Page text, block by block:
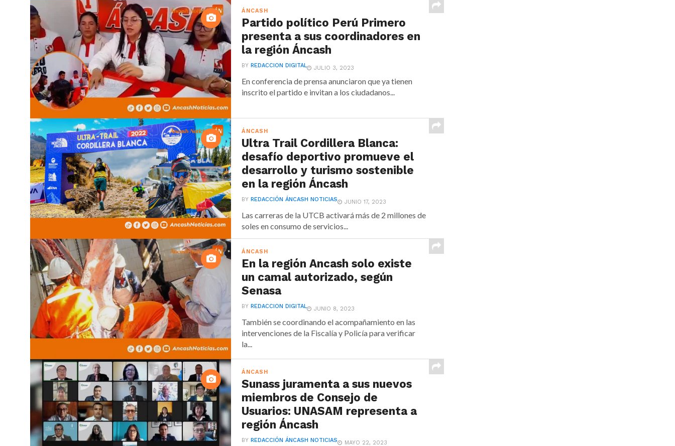
ÁNCASH
Partido político Perú Primero
presenta a sus coordinadores en
la región Áncash
BYREDACCION DIGITAL JULIO 3, 2023
En conferencia de prensa anunciaron que ya tienen
inscrito el partido e invitan a los ciudadanos...
ÁNCASH
Ultra Trail Cordillera Blanca:
desafío deportivo promueve el
desarrollo y turismo sostenible
en la región Áncash
BYREDACCIÓN ÁNCASH NOTICIAS JUNIO 17, 2023
Las carreras de la UTCB activará más de 2 millones de
soles en consumo de servicios...
ÁNCASH
En la región Ancash solo existe
un camal autorizado, según
Senasa
BYREDACCION DIGITAL JUNIO 8, 2023
También se coordinando el acompañamiento en las
intervenciones de la Fiscalía y Policía para verificar
la...
ÁNCASH
Sunass juramenta a sus nuevos
miembros de Consejo de
Usuarios: UNASAM representa a
región Áncash
BYREDACCIÓN ÁNCASH NOTICIAS MAYO 22, 2023